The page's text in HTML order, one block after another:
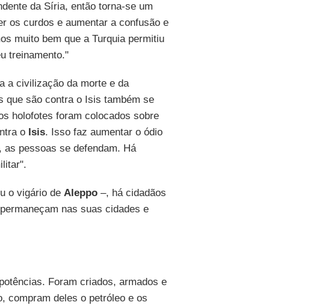
da Síria, então torna-se um
os curdos e aumentar a confusão e
muito bem que a Turquia permitiu
treinamento."
a civilização da morte e da
que são contra o Isis também se
holofotes foram colocados sobre
o Isis. Isso faz aumentar o ódio
pessoas se defendam. Há
o vigário de Aleppo–, há cidadãos
nas suas cidades e
Foram criados, armados e
compram deles o petróleo e os